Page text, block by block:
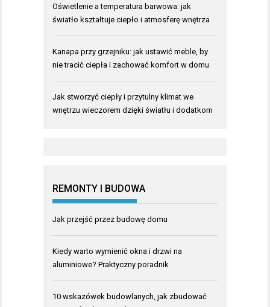
Oświetlenie a temperatura barwowa: jak
światło kształtuje ciepło i atmosferę wnętrza
Kanapa przy grzejniku: jak ustawić meble, by
nie tracić ciepła i zachować komfort w domu
Jak stworzyć ciepły i przytulny klimat we
wnętrzu wieczorem dzięki światłu i dodatkom
REMONTY I BUDOWA
Jak przejść przez budowę domu
Kiedy warto wymienić okna i drzwi na
aluminiowe? Praktyczny poradnik
10 wskazówek budowlanych, jak zbudować